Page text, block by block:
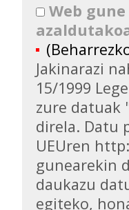
Web
Jakinarazi
15/1999
zure datuak
direla. Datu
UEUren
gunearekin
daukazu
egiteko,